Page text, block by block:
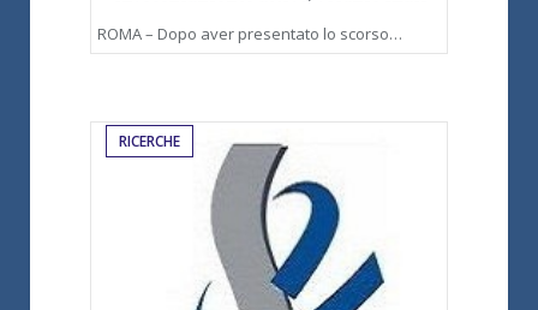
ROMA – Dopo aver presentato lo scorso…
RICERCHE